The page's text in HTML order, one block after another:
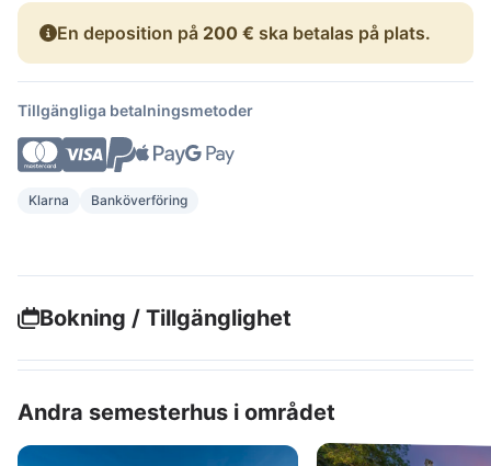
En deposition på 200 € ska betalas på plats.
Tillgängliga betalningsmetoder
Klarna Banköverföring
Bokning / Tillgänglighet
Andra semesterhus i området